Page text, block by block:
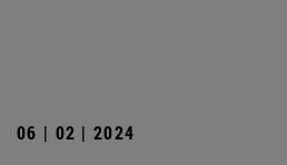
06 | 02 | 2024